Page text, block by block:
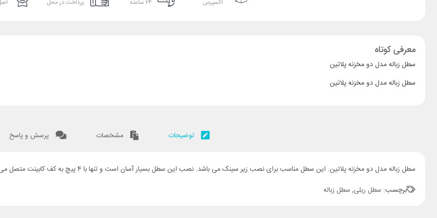
اکسپرس ۲۴ ساعته پرداخت در محل
معرفی کوتاه
سطل زباله مدل دو مخزنه پلاتین
سطل زباله مدل دو مخزنه پلاتین
توضیحات مشخصات پرسش و پاسخ
سطل زباله مدل دو مخزنه پلاتین. این سطل مناسب برای نصب زیر سینک می باشد. نصب این سطل بسیار آسان است و تنها با 4 پیچ به کف کابینت متصل می شود.
برچسب: سطل ریلی, سطل زباله